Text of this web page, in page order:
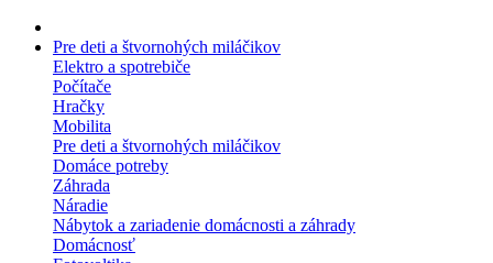
Pre deti a štvornohých miláčikov
Elektro a spotrebiče
Počítače
Hračky
Mobilita
Pre deti a štvornohých miláčikov
Domáce potreby
Záhrada
Náradie
Nábytok a zariadenie domácnosti a záhrady
Domácnosť